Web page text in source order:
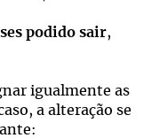
podido sair,
igualmente as
a alteração se